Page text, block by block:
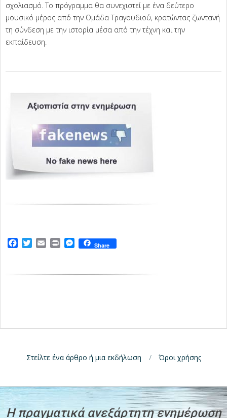
σχολιασμό. Το πρόγραμμα θα συνεχιστεί με ένα δεύτερο
μουσικό μέρος από την Ομάδα Τραγουδιού, κρατώντας ζωντανή
τη σύνδεση με την ιστορία μέσα από την τέχνη και την
εκπαίδευση.
Facebook
TwitterEmailPrintMessenger
Share
Στείλτε ένα άρθρο ή μια εκδήλωση Όροι χρήσης
H πραγματικά ανεξάρτητη ενημέρωση